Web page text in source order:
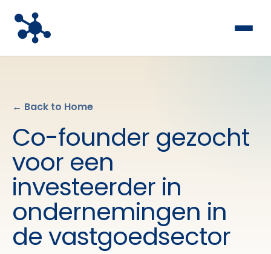
← Back to Home
Co-founder gezocht
voor een
investeerder in
ondernemingen in
de vastgoedsector